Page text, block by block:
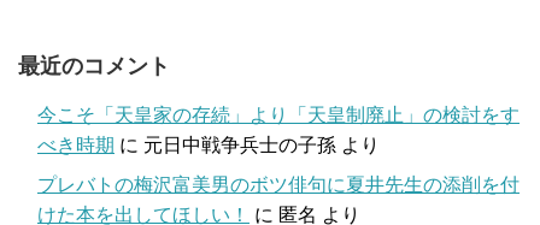
最近のコメント
今こそ「天皇家の存続」より「天皇制廃止」の検討をす
べき時期 に 元日中戦争兵士の子孫 より
プレバトの梅沢富美男のボツ俳句に夏井先生の添削を付
けた本を出してほしい！
に 匿名 より